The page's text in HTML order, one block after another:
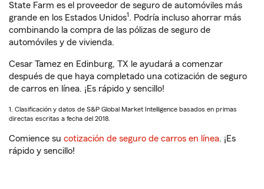
State Farm es el proveedor de seguro de automóviles más
grande en los Estados Unidos1. Podría incluso ahorrar más
combinando la compra de las pólizas de seguro de
automóviles y de vivienda.
Cesar Tamez en Edinburg, TX le ayudará a comenzar
después de que haya completado una cotización de seguro
de carros en línea. ¡Es rápido y sencillo!
1. Clasificación y datos de S&P Global Market Intelligence basados en primas
directas escritas a fecha del 2018.
Comience su cotización de seguro de carros en línea. ¡Es
rápido y sencillo!